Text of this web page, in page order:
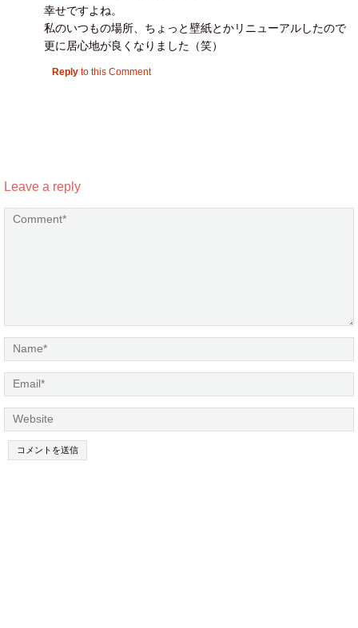
幸せですよね。
私のいつもの場所、ちょっと壁紙とかリニューアルしたので
更に居心地が良くなりました（笑）
Reply to this Comment
Leave a reply